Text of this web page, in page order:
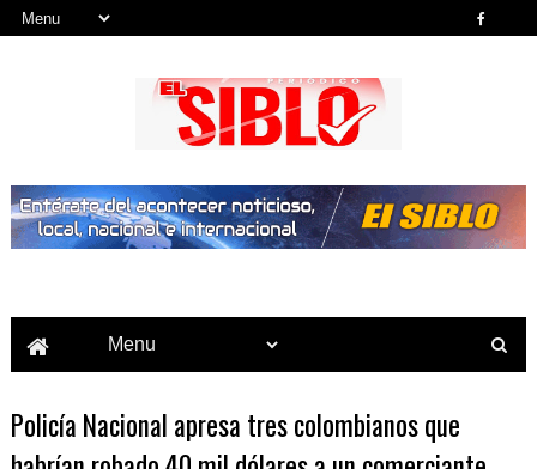
Policía Nacional apresa tres colombianos que